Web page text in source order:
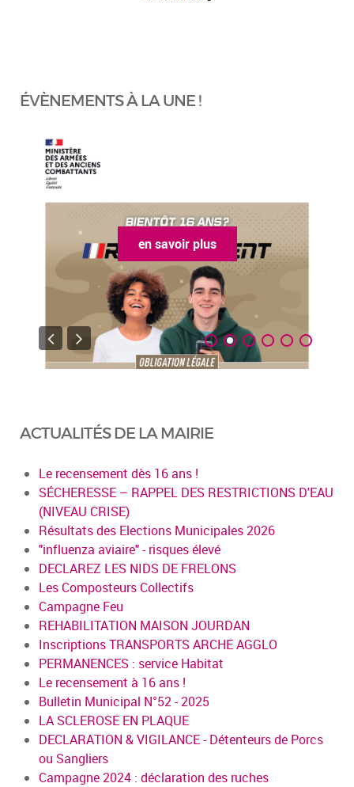
ÉVÈNEMENTS À LA UNE !
en savoir plus
ACTUALITÉS DE LA MAIRIE
Le recensement dès 16 ans !
SÉCHERESSE – RAPPEL DES RESTRICTIONS D'EAU
(NIVEAU CRISE)
Résultats des Elections Municipales 2026
"influenza aviaire" - risques élevé
DECLAREZ LES NIDS DE FRELONS
Les Composteurs Collectifs
Campagne Feu
REHABILITATION MAISON JOURDAN
Inscriptions TRANSPORTS ARCHE AGGLO
PERMANENCES : service Habitat
Le recensement à 16 ans !
Bulletin Municipal N°52 - 2025
LA SCLEROSE EN PLAQUE
DECLARATION & VIGILANCE - Détenteurs de Porcs
ou Sangliers
Campagne 2024 : déclaration des ruches